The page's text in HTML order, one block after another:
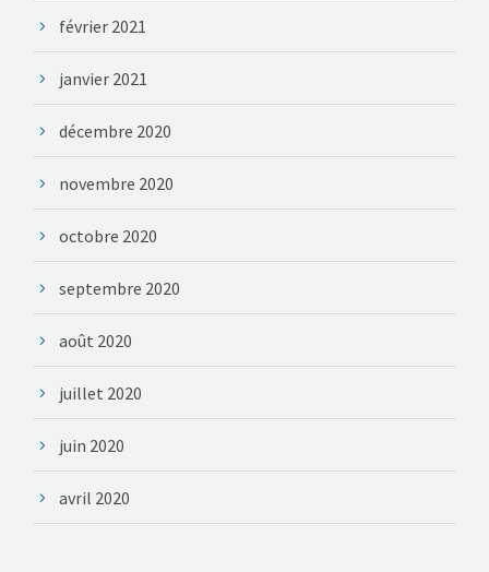
février 2021
janvier 2021
décembre 2020
novembre 2020
octobre 2020
septembre 2020
août 2020
juillet 2020
juin 2020
avril 2020